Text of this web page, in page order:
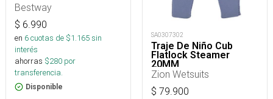
Bestway
$ 6.990
en 6cuotas de $1.165sin
interés
ahorras $280 por
transferencia.
Disponible
SA0307302
Traje De Niño Cub
Flatlock Steamer
20MM
Zion Wetsuits
$ 79.900